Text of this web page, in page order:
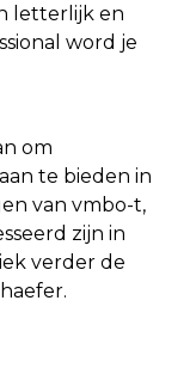
letterlijk en
word je
om
te bieden in
van vmbo-t,
zijn in
verder de